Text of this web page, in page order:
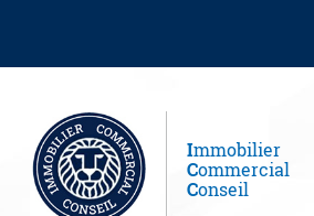
Immobilier
Commercial
Conseil